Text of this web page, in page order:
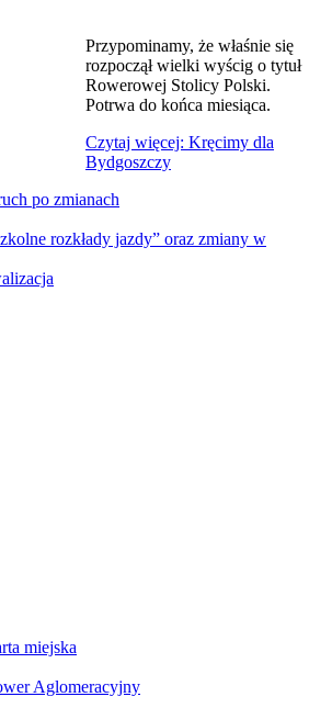
Przypominamy, że właśnie się
rozpoczął wielki wyścig o tytuł
Rowerowej Stolicy Polski.
Potrwa do końca miesiąca.
Czytaj więcej: Kręcimy dla
Bydgoszczy
po zmianach
rozkłady jazdy” oraz zmiany w